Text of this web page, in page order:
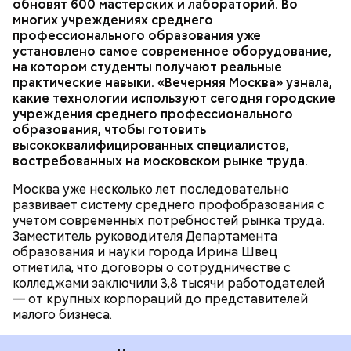
обновят 600 мастерских и лабораторий. Во
многих учреждениях среднего
профессионального образования уже
установлено самое современное оборудование,
на котором студенты получают реальные
практические навыки. «Вечерняя Москва» узнала,
какие технологии используют сегодня городские
учреждения среднего профессионального
образования, чтобы готовить
высококвалифицированных специалистов,
востребованных на московском рынке труда.
Москва уже несколько лет последовательно
развивает систему среднего профобразования с
учетом современных потребностей рынка труда.
Заместитель руководителя Департамента
образования и науки города Ирина Швец
отметила, что договоры о сотрудничестве с
колледжами заключили 3,8 тысячи работодателей
— от крупных корпораций до представителей
малого бизнеса.
образовательные программы, а практика теперь
занимает не менее 70 процентов учебного
времени, — рассказала она. — Чтобы повысить
качество обучения, мы переоснастили полторы
тысячи мастерских и лабораторий. Ирина Швец
сообщила, что к 2031 году планируется полностью
обновить инфраструктуру городских колледжей, в
том числе — построить семь новых, где будут
обучаться более 60 тысяч студентов.
ОБРАЗОВАНИЕ МОСКВА КОЛЛЕДЖИ
— Увидев, как здесь все устроено, послушав
рассказы режиссеров, актеров, я по-другому стала
смотреть на кинематограф. Думаю, что мне было
бы интересно побыть за кадром, например в
кресле режиссера, — рассказала она.
киношники работают многозадачно, что отлично
подошло бы ей по складу ума и характера.